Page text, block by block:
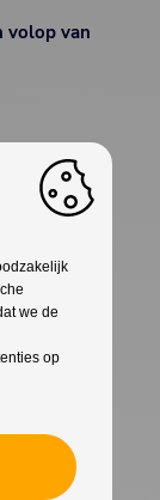
volop van
we de
op